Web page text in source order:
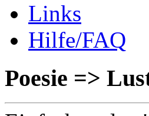
Links
Hilfe/FAQ
Poesie =>